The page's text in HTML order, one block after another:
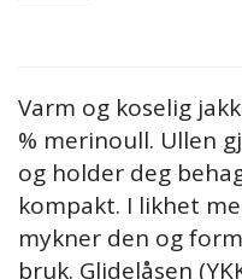
Varm og koselig
% merinoull. Ullen
og holder deg
kompakt. I likhet
mykner den og
bruk. Glidelåsen